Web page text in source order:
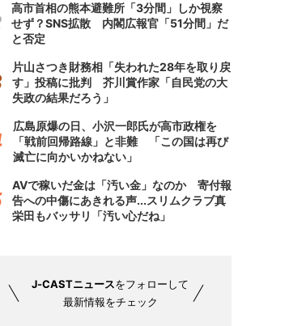
高市首相の熊本避難所「3分間」しか視察
せず？SNS拡散 内閣広報官「51分間」だ
と否定
片山さつき財務相「失われた28年を取り戻
す」投稿に批判 芥川賞作家「自民党の大
失政の結果だろう」
広島原爆の日、小沢一郎氏が高市政権を
「戦前回帰路線」と非難 「この国は再び
滅亡に向かいかねない」
AVで稼いだ金は「汚い金」なのか 寄付報
告への中傷にあきれる声...スリムクラブ真
栄田もバッサリ「汚い心だね」
J-CASTニュースをフォローして
最新情報をチェック